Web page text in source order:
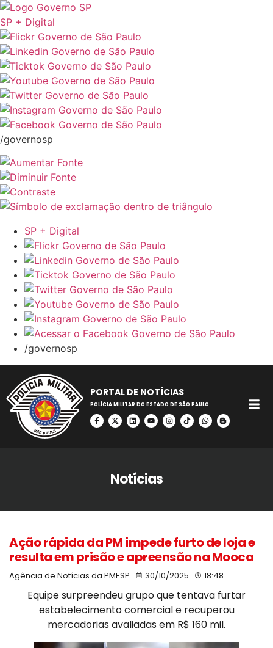
SP + Digital
/governosp
SP + Digital
/governosp
PORTAL DE NOTÍCIAS
POLÍCIA MILITAR DO ESTADO DE SÃO PAULO
Notícias
Ação rápida da PM impede furto de loja e
resulta em prisão e apreensão na Mooca
Agência de Notícias da PMESP 30/10/2025 18:48
Equipe surpreendeu grupo que tentava furtar
estabelecimento comercial e recuperou
mercadorias avaliadas em R$ 160 mil.